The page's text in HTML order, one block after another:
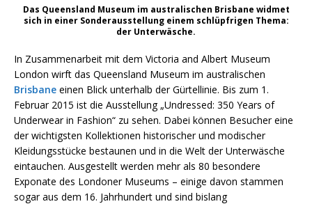
Das Queensland Museum im australischen Brisbane widmet
sich in einer Sonderausstellung einem schlüpfrigen Thema:
der Unterwäsche.
In Zusammenarbeit mit dem Victoria and Albert Museum
London wirft das Queensland Museum im australischen
Brisbane einen Blick unterhalb der Gürtellinie. Bis zum 1.
Februar 2015 ist die Ausstellung „Undressed: 350 Years of
Underwear in Fashion“ zu sehen. Dabei können Besucher eine
der wichtigsten Kollektionen historischer und modischer
Kleidungsstücke bestaunen und in die Welt der Unterwäsche
eintauchen. Ausgestellt werden mehr als 80 besondere
Exponate des Londoner Museums – einige davon stammen
sogar aus dem 16. Jahrhundert und sind bislang